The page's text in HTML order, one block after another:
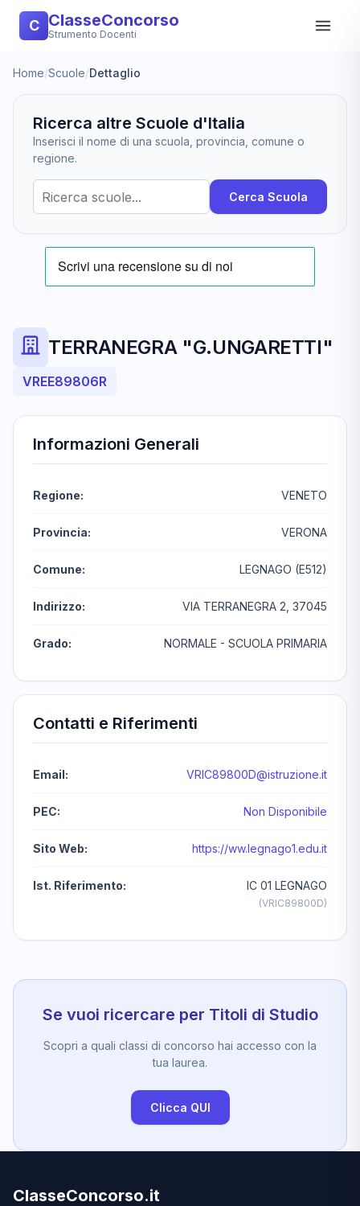
C ClasseConcorso
Strumento Docenti
Home/Scuole/Dettaglio
Ricerca altre Scuole d'Italia
Inserisci il nome di una scuola, provincia, comune o
regione.
Cerca Scuola
TERRANEGRA "G.UNGARETTI"
VREE89806R
Informazioni Generali
Regione: VENETO
Provincia: VERONA
Comune: LEGNAGO (E512)
Indirizzo: VIA TERRANEGRA 2, 37045
Grado: NORMALE - SCUOLA PRIMARIA
Contatti e Riferimenti
Email: VRIC89800D@istruzione.it
PEC: Non Disponibile
Sito Web: https://ww.legnago1.edu.it
Ist. Riferimento: IC 01 LEGNAGO
(VRIC89800D)
Se vuoi ricercare per Titoli di Studio
Scopri a quali classi di concorso hai accesso con la
tua laurea.
Clicca QUI
ClasseConcorso.it